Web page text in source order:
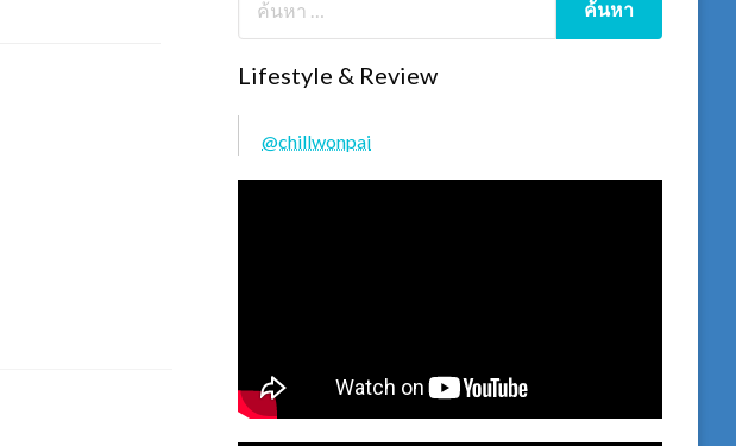
Lifestyle & Review
@chillwonpai